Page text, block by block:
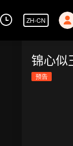
ZH-CN
锦心似
预告